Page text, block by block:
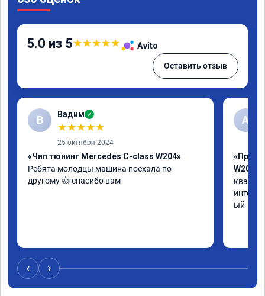
5.0 из 5★★★★★ Avito
Оставить отзыв
В Вадим ✓
★★★★★
25 октября 2024
«Чип тюнинг Mercedes C-class W204»
Ребята молодцы машина поехала по
другому 👍 спасибо вам
А
W205»
ый
‹ ›